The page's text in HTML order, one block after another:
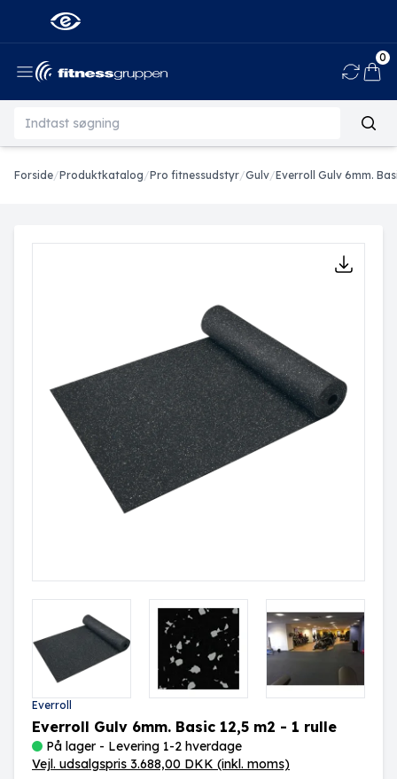
0
Forside/Produktkatalog/Pro fitnessudstyr/Gulv/Everroll Gulv 6mm.
Everroll
Everroll Gulv 6mm. Basic 12,5 m2 - 1 rulle
På lager - Levering 1-2 hverdage
Vejl. udsalgspris 3.688,00 DKK (inkl. moms)